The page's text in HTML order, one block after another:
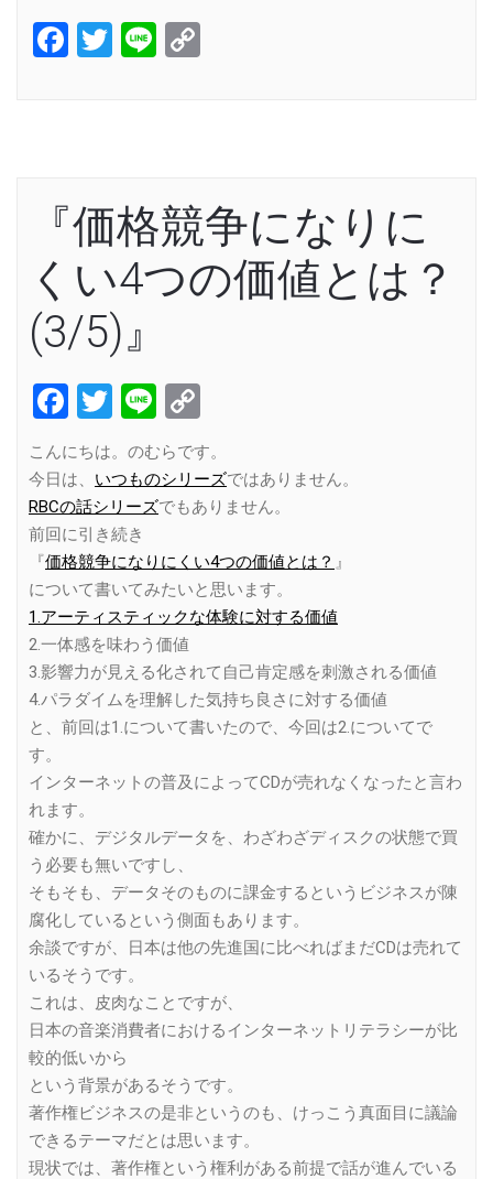
Facebook
Twitter
Line
『価格競争になりに
くい4つの価値とは？
(3/5)』
Facebook
Twitter
Line
Link
こんにちは。のむらです。
今日は、 いつものシリーズではありません。
RBCの話シリーズでもありません。
前回に引き続き
『価格競争になりにくい4つの価値とは？ 』
について書いてみたいと思います。
1.アーティスティックな体験に対する価値
2.一体感を味わう価値
3.影響力が見える化されて自己肯定感を刺激される価値
4.パラダイムを理解した気持ち良さに対する価値
と、前回は1.について書いたので、今回は2.についてで
す。
インターネットの普及によってCDが売れなくなったと言わ
れます。
確かに、デジタルデータを、わざわざディスクの状態で買
う必要も無いですし、
そもそも、データそのものに課金するというビジネスが陳
腐化しているという側面もあります。
余談ですが、日本は他の先進国に比べればまだCDは売れて
いるそうです。
これは、皮肉なことですが、
日本の音楽消費者におけるインターネットリテラシーが比
較的低いから
という背景があるそうです。
著作権ビジネスの是非というのも、けっこう真面目に議論
できるテーマだとは思います。
現状では、著作権という権利がある前提で話が進んでいる